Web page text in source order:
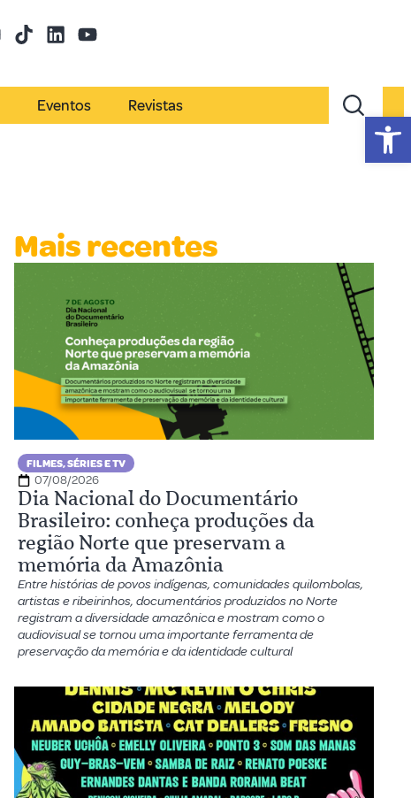
Eventos Revistas
Mais recentes
FILMES, SÉRIES E TV
07/08/2026
Dia Nacional do Documentário
Brasileiro: conheça produções da
região Norte que preservam a
memória da Amazônia
Entre histórias de povos indígenas, comunidades quilombolas,
artistas e ribeirinhos, documentários produzidos no Norte
registram a diversidade amazônica e mostram como o
audiovisual se tornou uma importante ferramenta de
preservação da memória e da identidade cultural